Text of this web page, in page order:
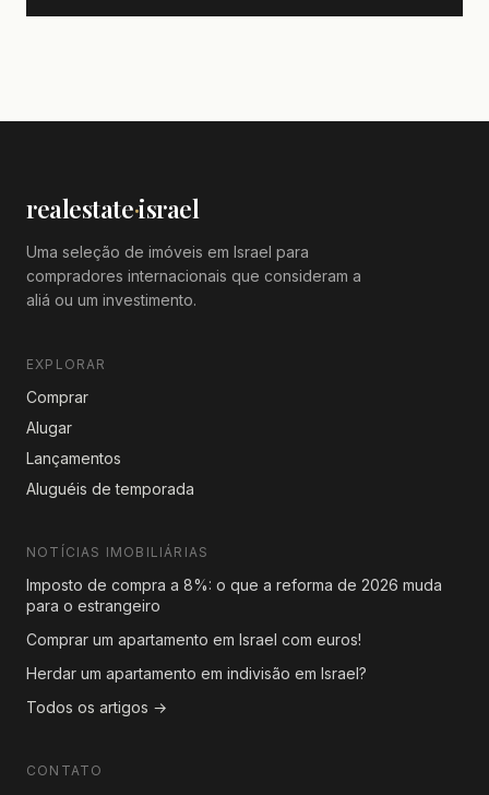
realestate·israel
Uma seleção de imóveis em Israel para
compradores internacionais que consideram a
aliá ou um investimento.
EXPLORAR
Comprar
Alugar
Lançamentos
Aluguéis de temporada
NOTÍCIAS IMOBILIÁRIAS
Imposto de compra a 8%: o que a reforma de 2026 muda
para o estrangeiro
Comprar um apartamento em Israel com euros!
Herdar um apartamento em indivisão em Israel?
Todos os artigos →
CONTATO